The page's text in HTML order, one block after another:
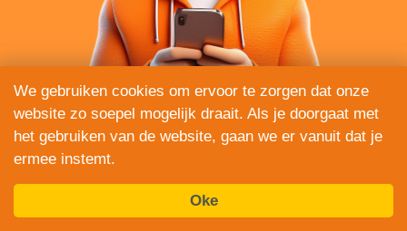
Vandaag Auto's
Vandaag Klussen
Vandaag Boten
We gebruiken cookies om ervoor te zorgen dat onze
website zo soepel mogelijk draait. Als je doorgaat met
het gebruiken van de website, gaan we er vanuit dat je
ermee instemt.
Oke